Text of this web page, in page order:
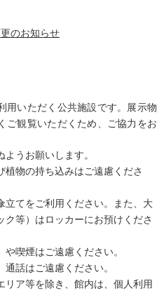
のお知らせ
用いただく公共施設です。展示物
ご観覧いただくため、ご協力をお
うお願いします。
物の持ち込みはご遠慮くださ
立てをご利用ください。また、大
ク等）はロッカーにお預けくださ
喫煙はご遠慮ください。
話はご遠慮ください。
ア等を除き、館内は、個人利用